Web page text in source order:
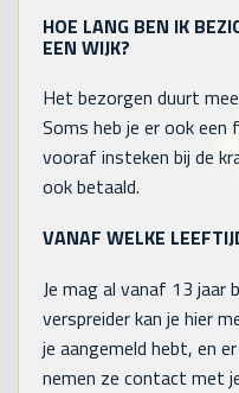
HOE LANG BEN IK
EEN WIJK?
Het bezorgen duurt
Soms heb je er ook een
vooraf insteken bij de
ook betaald.
VANAF WELKE
Je mag al vanaf 13 jaar
verspreider kan je hier
je aangemeld hebt, en
nemen ze contact met